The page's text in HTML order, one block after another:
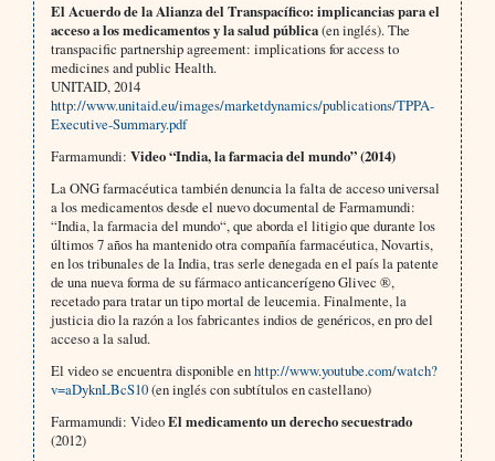
El Acuerdo de la Alianza del Transpacífico: implicancias para el
acceso a los medicamentos y la salud pública(en inglés). The
transpacific partnership agreement: implications for access to
medicines and public Health.
UNITAID, 2014
http://www.unitaid.eu/images/marketdynamics/publications/TPPA-
Executive-Summary.pdf
Farmamundi: Video “India, la farmacia del mundo” (2014)
La ONG farmacéutica también denuncia la falta de acceso universal
a los medicamentos desde el nuevo documental de Farmamundi:
“India, la farmacia del mundo“, que aborda el litigio que durante los
últimos 7 años ha mantenido otra compañía farmacéutica, Novartis,
en los tribunales de la India, tras serle denegada en el país la patente
de una nueva forma de su fármaco anticancerígeno Glivec ®,
recetado para tratar un tipo mortal de leucemia. Finalmente, la
justicia dio la razón a los fabricantes indios de genéricos, en pro del
acceso a la salud.
El video se encuentra disponible enhttp://www.youtube.com/watch?
v=aDyknLBcS10(en inglés con subtítulos en castellano)
Farmamundi: VideoEl medicamento un derecho secuestrado
(2012)